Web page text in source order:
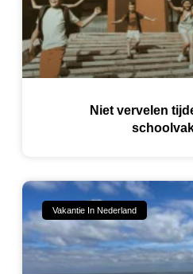
Niet vervelen
Vakantie In Nederland